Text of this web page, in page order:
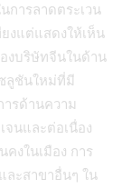
การลาดตระเวน
งแต่แสดงให้เห็น
งบริษัทจีนในด้าน
ลูชันใหม่ที่มี
รด้านความ
จนและต่อเนื่อง
งในเมือง การ
ะสาขาอื่นๆ ใน